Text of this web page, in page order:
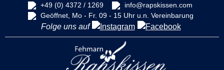
springen
+49 (0) 4372 / 1269
info@rapskissen.com
Geöffnet, Mo - Fr. 09 - 15 Uhr u.n. Vereinbarung
Folge uns auf